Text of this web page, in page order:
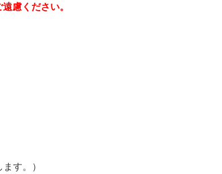
慮ください。
す。）